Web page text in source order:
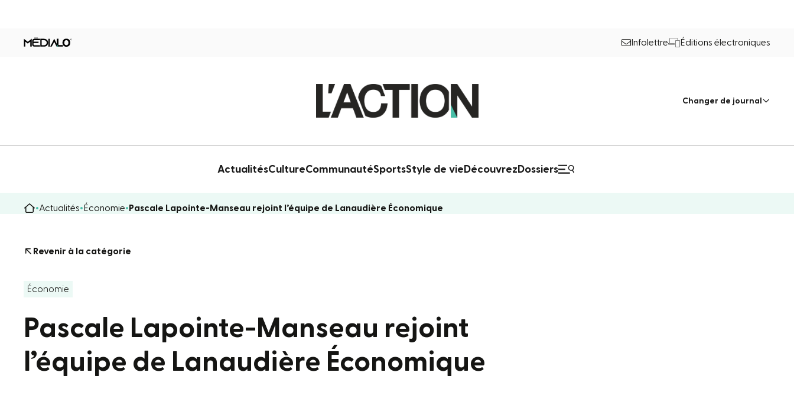
Infolettre Éditions électroniques
Changer de journal
ActualitésCultureCommunautéSportsStyle de vie Découvrez Dossiers
Actualités Économie Pascale Lapointe-Manseau rejoint l’équipe de Lanaudière Économique
Revenir à la catégorie
Économie
Pascale Lapointe-Manseau rejoint
l’équipe de Lanaudière Économique